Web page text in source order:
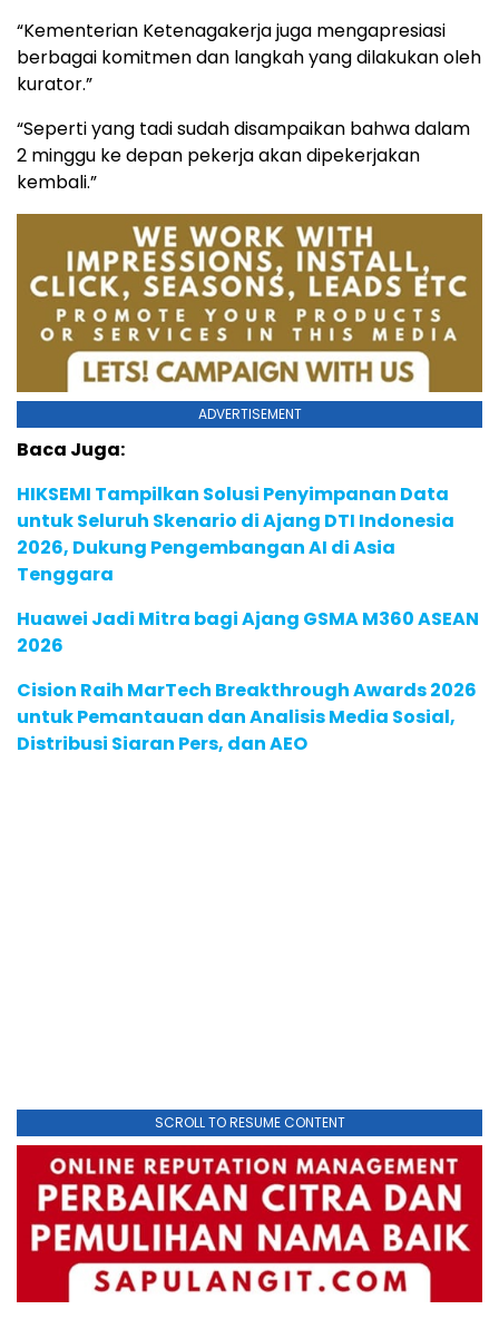
“Kementerian Ketenagakerja juga mengapresiasi
berbagai komitmen dan langkah yang dilakukan oleh
kurator.”
“Seperti yang tadi sudah disampaikan bahwa dalam
2 minggu ke depan pekerja akan dipekerjakan
kembali.”
ADVERTISEMENT
Baca Juga:
HIKSEMI Tampilkan Solusi Penyimpanan Data
untuk Seluruh Skenario di Ajang DTI Indonesia
2026, Dukung Pengembangan AI di Asia
Tenggara
Huawei Jadi Mitra bagi Ajang GSMA M360 ASEAN
2026
Cision Raih MarTech Breakthrough Awards 2026
untuk Pemantauan dan Analisis Media Sosial,
Distribusi Siaran Pers, dan AEO
SCROLL TO RESUME CONTENT